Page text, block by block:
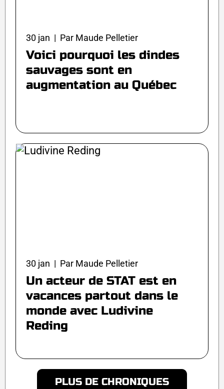
30 jan | Par Maude Pelletier
Voici pourquoi les dindes
sauvages sont en
augmentation au Québec
30 jan | Par Maude Pelletier
Un acteur de STAT est en
vacances partout dans le
monde avec Ludivine
Reding
PLUS DE CHRONIQUES